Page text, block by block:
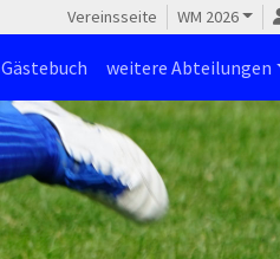
Vereinsseite WM 2026
Gästebuch weitere Abteilungen